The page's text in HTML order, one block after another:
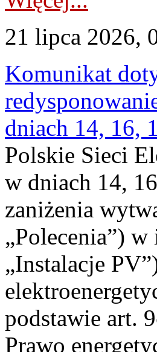
21 lipca 2026,
Komunikat
dniach 14, 16,
Polskie Sieci
w dniach 14,
zaniżenia
„Polecenia”)
„Instalacje
podstawie art.
Prawo